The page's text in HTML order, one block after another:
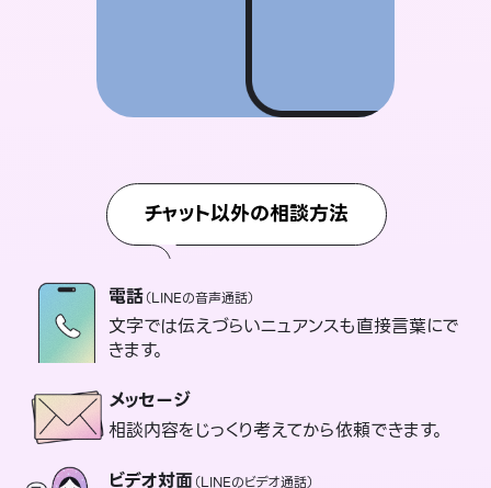
チャット以外の相談方法
電話（LINEの音声通話）
文字では伝えづらいニュアンスも直接言葉にで
きます。
メッセージ
相談内容をじっくり考えてから依頼できます。
ビデオ対面（LINEのビデオ通話）